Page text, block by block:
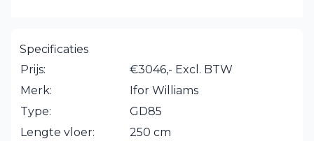
Specificaties
Prijs:
€3046,- Excl. BTW
Merk:
Ifor Williams
Type:
GD85
Lengte vloer:
250 cm